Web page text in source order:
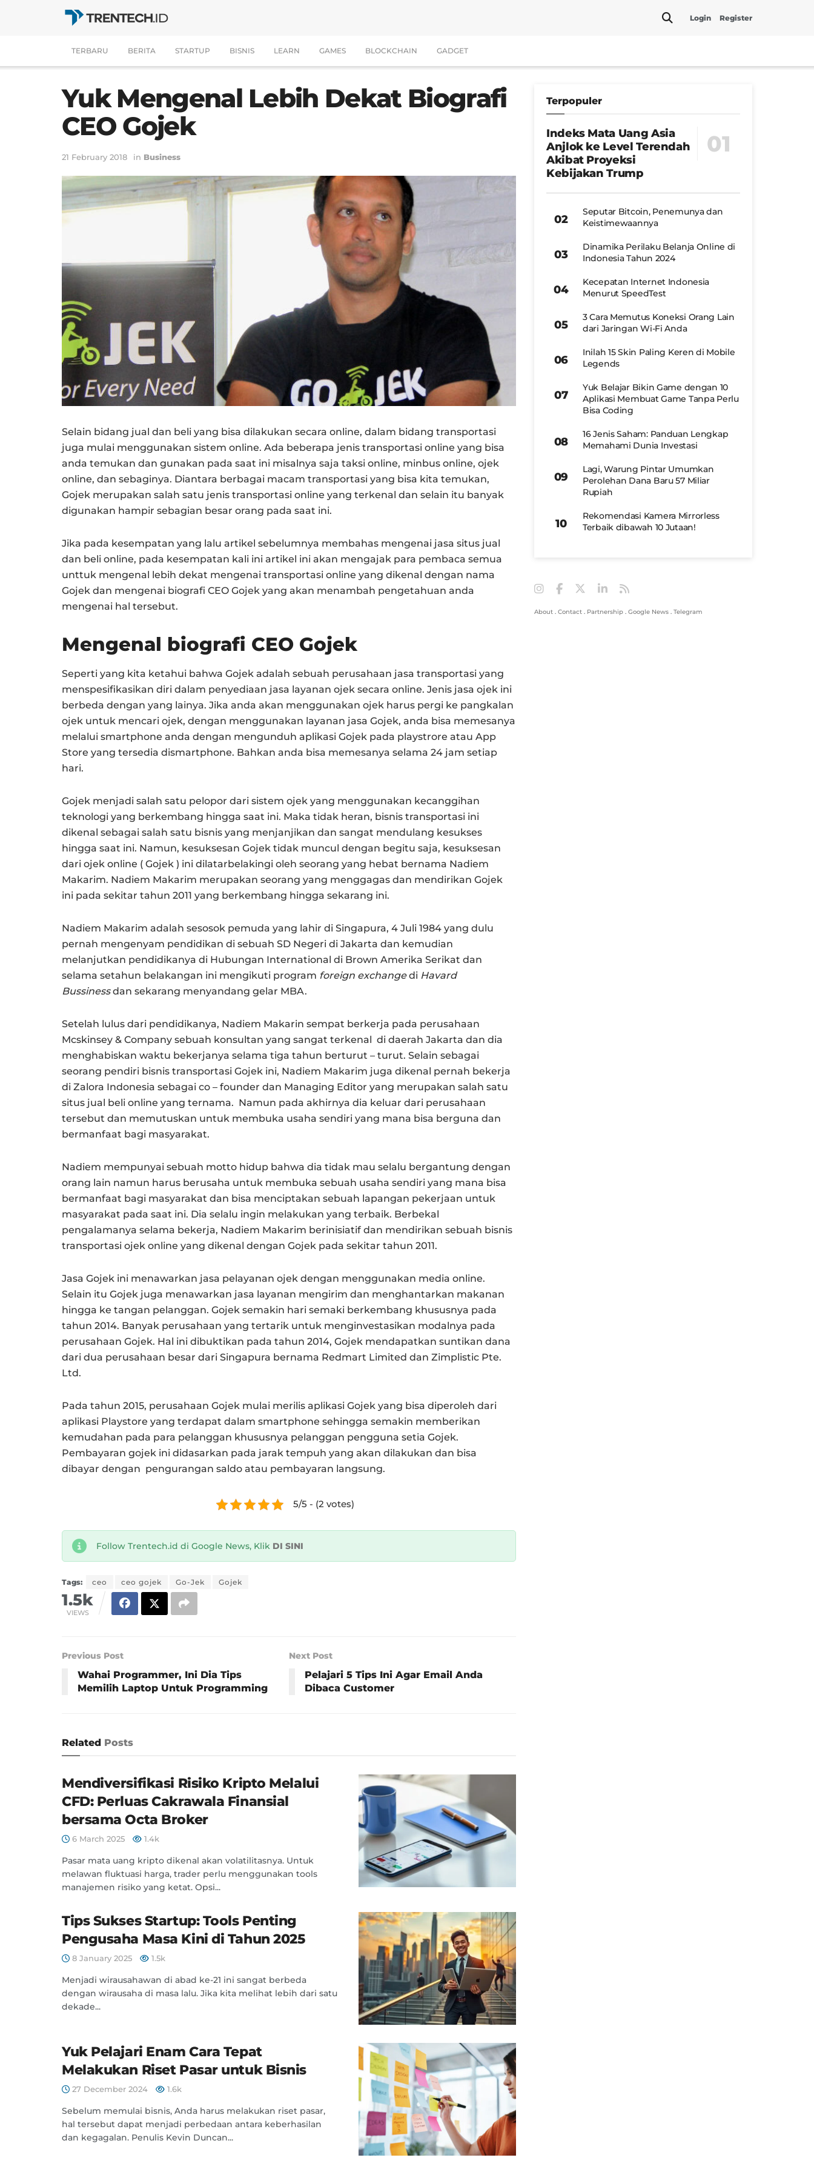
Login Register
TERBARU BERITA STARTUP BISNIS LEARN GAMES BLOCKCHAIN GADGET
Yuk Mengenal Lebih Dekat Biografi
CEO Gojek
21 February 2018 in Business
Selain bidang jual dan beli yang bisa dilakukan secara online, dalam bidang transportasi
juga mulai menggunakan sistem online. Ada beberapa jenis transportasi online yang bisa
anda temukan dan gunakan pada saat ini misalnya saja taksi online, minbus online, ojek
online, dan sebaginya. Diantara berbagai macam transportasi yang bisa kita temukan,
Gojek merupakan salah satu jenis transportasi online yang terkenal dan selain itu banyak
digunakan hampir sebagian besar orang pada saat ini.
Jika pada kesempatan yang lalu artikel sebelumnya membahas mengenai jasa situs jual
dan beli online, pada kesempatan kali ini artikel ini akan mengajak para pembaca semua
unttuk mengenal lebih dekat mengenai transportasi online yang dikenal dengan nama
Gojek dan mengenai biografi CEO Gojek yang akan menambah pengetahuan anda
mengenai hal tersebut.
Mengenal biografi CEO Gojek
Seperti yang kita ketahui bahwa Gojek adalah sebuah perusahaan jasa transportasi yang
menspesifikasikan diri dalam penyediaan jasa layanan ojek secara online. Jenis jasa ojek ini
berbeda dengan yang lainya. Jika anda akan menggunakan ojek harus pergi ke pangkalan
ojek untuk mencari ojek, dengan menggunakan layanan jasa Gojek, anda bisa memesanya
melalui smartphone anda dengan mengunduh aplikasi Gojek pada playstrore atau App
Store yang tersedia dismartphone. Bahkan anda bisa memesanya selama 24 jam setiap
hari.
Gojek menjadi salah satu pelopor dari sistem ojek yang menggunakan kecanggihan
teknologi yang berkembang hingga saat ini. Maka tidak heran, bisnis transportasi ini
dikenal sebagai salah satu bisnis yang menjanjikan dan sangat mendulang kesukses
hingga saat ini. Namun, kesuksesan Gojek tidak muncul dengan begitu saja, kesuksesan
dari ojek online ( Gojek ) ini dilatarbelakingi oleh seorang yang hebat bernama Nadiem
Makarim. Nadiem Makarim merupakan seorang yang menggagas dan mendirikan Gojek
ini pada sekitar tahun 2011 yang berkembang hingga sekarang ini.
Nadiem Makarim adalah sesosok pemuda yang lahir di Singapura, 4 Juli 1984 yang dulu
pernah mengenyam pendidikan di sebuah SD Negeri di Jakarta dan kemudian
melanjutkan pendidikanya di Hubungan International di Brown Amerika Serikat dan
selama setahun belakangan ini mengikuti program foreign exchangedi Havard
Bussinessdan sekarang menyandang gelar MBA.
Setelah lulus dari pendidikanya, Nadiem Makarin sempat berkerja pada perusahaan
Mcskinsey & Company sebuah konsultan yang sangat terkenal di daerah Jakarta dan dia
menghabiskan waktu bekerjanya selama tiga tahun berturut – turut. Selain sebagai
seorang pendiri bisnis transportasi Gojek ini, Nadiem Makarim juga dikenal pernah bekerja
di Zalora Indonesia sebagai co – founder dan Managing Editor yang merupakan salah satu
situs jual beli online yang ternama. Namun pada akhirnya dia keluar dari perusahaan
tersebut dan memutuskan untuk membuka usaha sendiri yang mana bisa berguna dan
bermanfaat bagi masyarakat.
Nadiem mempunyai sebuah motto hidup bahwa dia tidak mau selalu bergantung dengan
orang lain namun harus berusaha untuk membuka sebuah usaha sendiri yang mana bisa
bermanfaat bagi masyarakat dan bisa menciptakan sebuah lapangan pekerjaan untuk
masyarakat pada saat ini. Dia selalu ingin melakukan yang terbaik. Berbekal
pengalamanya selama bekerja, Nadiem Makarim berinisiatif dan mendirikan sebuah bisnis
transportasi ojek online yang dikenal dengan Gojek pada sekitar tahun 2011.
Jasa Gojek ini menawarkan jasa pelayanan ojek dengan menggunakan media online.
Selain itu Gojek juga menawarkan jasa layanan mengirim dan menghantarkan makanan
hingga ke tangan pelanggan. Gojek semakin hari semaki berkembang khususnya pada
tahun 2014. Banyak perusahaan yang tertarik untuk menginvestasikan modalnya pada
perusahaan Gojek. Hal ini dibuktikan pada tahun 2014, Gojek mendapatkan suntikan dana
dari dua perusahaan besar dari Singapura bernama Redmart Limited dan Zimplistic Pte.
Ltd.
Pada tahun 2015, perusahaan Gojek mulai merilis aplikasi Gojek yang bisa diperoleh dari
aplikasi Playstore yang terdapat dalam smartphone sehingga semakin memberikan
kemudahan pada para pelanggan khususnya pelanggan pengguna setia Gojek.
Pembayaran gojek ini didasarkan pada jarak tempuh yang akan dilakukan dan bisa
dibayar dengan pengurangan saldo atau pembayaran langsung.
5/5 - (2 votes)
Follow Trentech.id di Google News, Klik DI SINI
Tags: ceo ceo gojek Go-Jek Gojek
1.5k
VIEWS
Previous Post
Wahai Programmer, Ini Dia Tips
Memilih Laptop Untuk Programming
Next Post
Pelajari 5 Tips Ini Agar Email Anda
Dibaca Customer
Related Posts
Mendiversifikasi Risiko Kripto Melalui
CFD: Perluas Cakrawala Finansial
bersama Octa Broker
6 March 2025 1.4k
Pasar mata uang kripto dikenal akan volatilitasnya. Untuk
melawan fluktuasi harga, trader perlu menggunakan tools
manajemen risiko yang ketat. Opsi...
Tips Sukses Startup: Tools Penting
Pengusaha Masa Kini di Tahun 2025
8 January 2025 1.5k
Menjadi wirausahawan di abad ke-21 ini sangat berbeda
dengan wirausaha di masa lalu. Jika kita melihat lebih dari satu
dekade...
Yuk Pelajari Enam Cara Tepat
Melakukan Riset Pasar untuk Bisnis
27 December 2024 1.6k
Sebelum memulai bisnis, Anda harus melakukan riset pasar,
hal tersebut dapat menjadi perbedaan antara keberhasilan
dan kegagalan. Penulis Kevin Duncan...
Terpopuler
Indeks Mata Uang Asia
Anjlok ke Level Terendah
Akibat Proyeksi
Kebijakan Trump
Seputar Bitcoin, Penemunya dan
Keistimewaannya
Dinamika Perilaku Belanja Online di
Indonesia Tahun 2024
Kecepatan Internet Indonesia
Menurut SpeedTest
3 Cara Memutus Koneksi Orang Lain
dari Jaringan Wi-Fi Anda
Inilah 15 Skin Paling Keren di Mobile
Legends
Yuk Belajar Bikin Game dengan 10
Aplikasi Membuat Game Tanpa Perlu
Bisa Coding
16 Jenis Saham: Panduan Lengkap
Memahami Dunia Investasi
Lagi, Warung Pintar Umumkan
Perolehan Dana Baru 57 Miliar
Rupiah
Rekomendasi Kamera Mirrorless
Terbaik dibawah 10 Jutaan!
About . Contact . Partnership . Google News . Telegram